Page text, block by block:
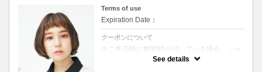
Terms of use
Expiration Date：
クーポンについて
※ご来店時に整髪料が付いている場合、シャ
ンプーを追加していただく場合がございま
す。（＋1000円）
See details